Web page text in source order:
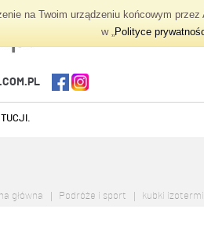
na Twoim urządzeniu końcowym
w „Polityce
główna Podróże i sport kubki